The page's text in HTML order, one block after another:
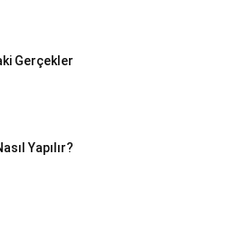
Gerçekler
Yapılır?